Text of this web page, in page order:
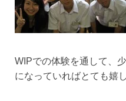
WIPでの体験を通して、
になっていればとても嬉